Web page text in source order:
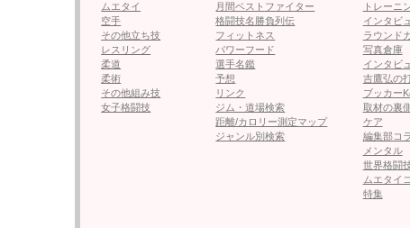
1R、YAYAがワンツーで前に出る。左右フッ
イキック！YAYAの側頭部を捉え、YAYAがダウ
すぐに立ち上がったYAYAは、またも右を当
2、3Rは、ほぼノンストップの打ち合いが続
YAYAがやや有利だが、Meltyも前蹴りで距離
判定は1者がドローだが、2者がダウンを奪っ
っくり返したMeltyは、喜びを爆発させるよう
ムエタイ
空手
その他立ち技
レスリング
柔道
柔術
その他組み技
女子格闘技
月間ベストファイター
格闘技名勝負列伝
フィットネス
パワーフード
選手名鑑
予想
リンク
ジム・道場検索
距離/カロリー測定マップ
ジャンル別検索
トレーニ
インタビ
ラウンド
写真倉庫
インタビ
吉鷹弘の
ブッカー
取材の裏
ケア
編集部コ
メンタル
世界格闘
ムエタイ
特集